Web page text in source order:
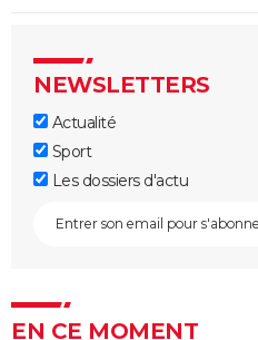
NEWSLETTERS
Actualité
Sport
Les dossiers d'actu
EN CE MOMENT